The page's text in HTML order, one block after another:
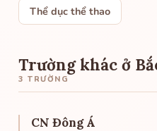
Thể dục thể thao
Trường khác ở
3 TRƯỜNG
CN Đông Á